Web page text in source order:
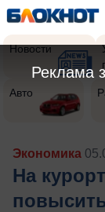
Новости
Авто
Экономика
На
Реклама